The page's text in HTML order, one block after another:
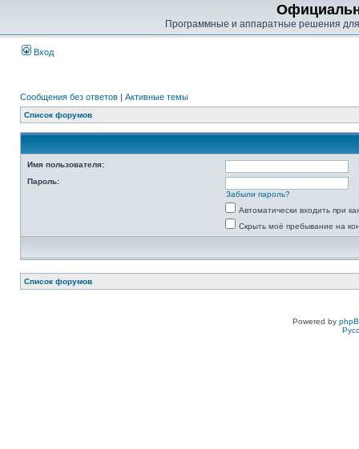
Программные и аппаратные решения
Вход
Сообщения без ответов | Активные темы
Список форумов
Имя пользователя:
Пароль:
Забыли пароль?
Автоматически входить при
Скрыть моё пребывание на
Список форумов
Powered by